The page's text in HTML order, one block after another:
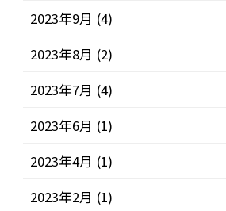
2023年9月 (4)
2023年8月 (2)
2023年7月 (4)
2023年6月 (1)
2023年4月 (1)
2023年2月 (1)